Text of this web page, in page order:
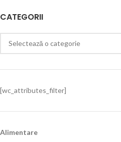
CATEGORII
[wc_attributes_filter]
Alimentare